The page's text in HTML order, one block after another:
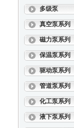
多级泵
真空泵系列
磁力泵系列
保温泵系列
驱动泵系列
管道泵系列
化工泵系列
液下泵系列